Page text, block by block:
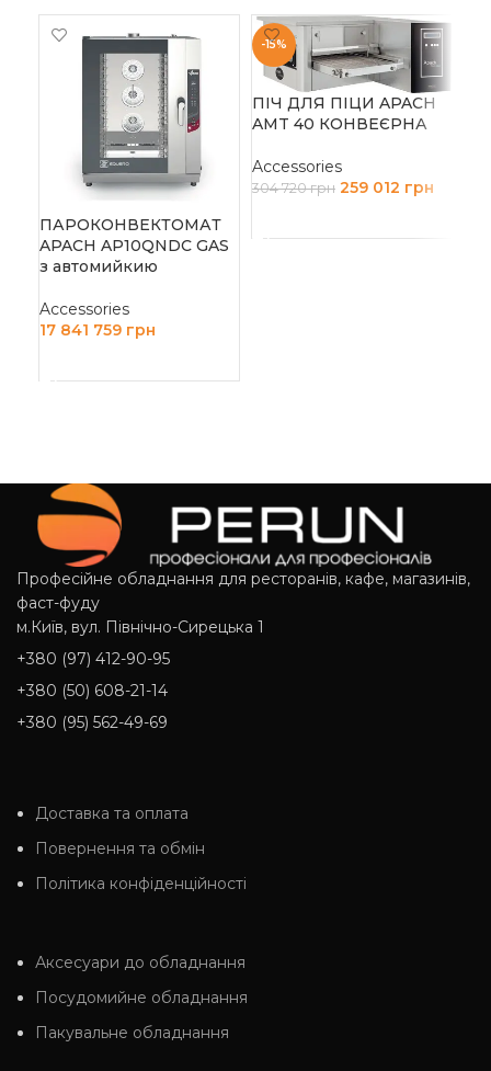
ПАРОКОНВЕКТОМАТ
APACH AP10QNDC GAS
з автомийкию
Accessories
17 841 759 грн
-15%
ПІЧ ДЛЯ ПІЦИ APACH
AMT 40 КОНВЕЄРНА
Accessories
304 720грн 259 012 грн
Професійне обладнання для ресторанів, кафе, магазинів,
фаст-фуду
м.Київ, вул. Північно-Сирецька 1
+380 (97) 412-90-95
+380 (50) 608-21-14
+380 (95) 562-49-69
Доставка та оплата
Повернення та обмін
Політика конфіденційності
Аксесуари до обладнання
Посудомийне обладнання
Пакувальне обладнання